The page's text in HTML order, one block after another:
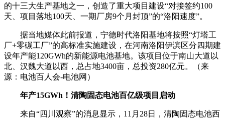
的十三大生产基地之一，创造了重大项目建设“对接签约100
天、项目落地100天、一期厂房9个月封顶”的“洛阳速度”。
据当地媒体此前报道，宁德时代洛阳基地将按照“灯塔工
厂+零碳工厂”的高标准实施建设，在河南洛阳伊滨区分四期建
设年产能120GWh的新能源电池基地。该项目位于南山大道以
北、汉魏大道以西，总占地3400亩，总投资280亿元。（来
源：电池百人会-电池网）
年产15GWh！清陶固态电池百亿级项目启动
来自“四川观察”的消息显示，11月28日，清陶固态电池西